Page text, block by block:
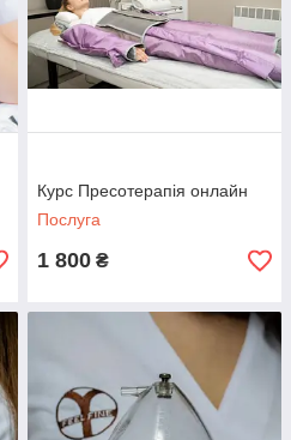
Курс Пресотерапія онлайн
Послуга
1 800 ₴